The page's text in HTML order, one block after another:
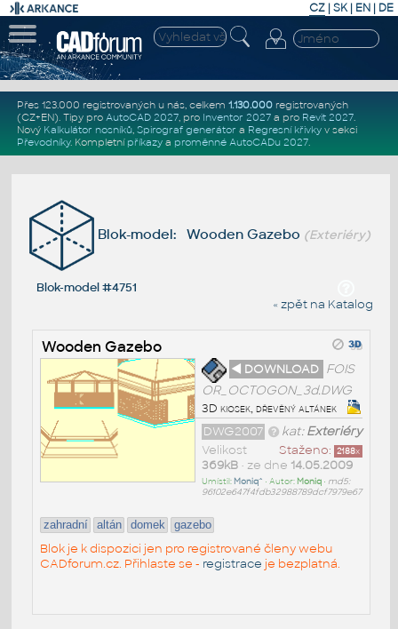
CZ | SK| EN | DE
Přes 123.000 registrovaných u nás, celkem 1.130.000registrovaných
(CZ+EN). Tipy pro AutoCAD 2027, pro Inventor 2027a pro Revit 2027.
Nový Kalkulátor nosníků, Spirograf generátor a Regresní křivkyv sekci
Převodníky. Kompletní příkazya proměnné AutoCADu 2027.
Blok-model: Wooden Gazebo (Exteriéry)
Blok-model #4751
« zpět na Katalog
Wooden Gazebo
◄ DOWNLOAD FOIS
OR_OCTOGON_3d.DWG
3D kiosek, dřevěný altánek
kat:Exteriéry
DWG2007
Staženo: 2188x
Velikost
369kB• ze dne 14.05.2009
Umístil: Moniq^ • Autor: Moniq• md5:
96102e647f4fdb32988789dcf7979e67
zahradní altán domek gazebo
Blok je k dispozici jen pro registrované členy webu
CADforum.cz. Přihlaste se - registrace je bezplatná.